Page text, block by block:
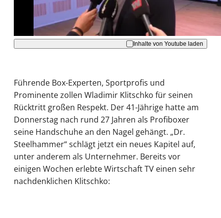
Akzeptieren
Inhalte von Youtube laden
Führende Box-Experten, Sportprofis und
Prominente zollen Wladimir Klitschko für seinen
Rücktritt großen Respekt. Der 41-Jährige hatte am
Donnerstag nach rund 27 Jahren als Profiboxer
seine Handschuhe an den Nagel gehängt. „Dr.
Steelhammer“ schlägt jetzt ein neues Kapitel auf,
unter anderem als Unternehmer. Bereits vor
einigen Wochen erlebte Wirtschaft TV einen sehr
nachdenklichen Klitschko: